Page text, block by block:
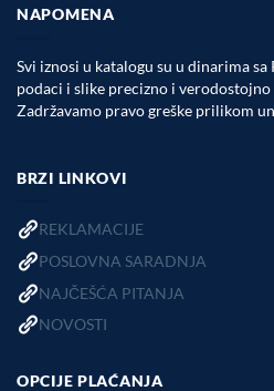
NAPOMENA
Svi iznosi u katalogu su u dinarima
podaci i slike precizno i
Zadržavamo pravo greške prilikom
BRZI LINKOVI
REKLAMACIJE
POSLOVNA SARADNJA
NAJČEŠĆA PITANJA
NOVOSTI
OPCIJE PLAĆANJA